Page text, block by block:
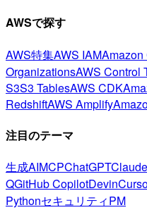
AWSで探す
AWS特集AWS IAM
OrganizationsAWS Control
S3S3 TablesAWS CDK
RedshiftAWS Amplify
注目のテーマ
生成AIMCPChatGPTClaude
QGitHub CopilotDevin
PythonセキュリティPM